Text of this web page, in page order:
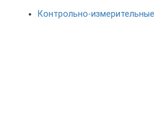
Контрольно-